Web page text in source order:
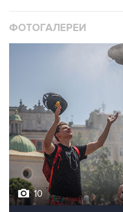
ФОТОГАЛЕРЕИ
10